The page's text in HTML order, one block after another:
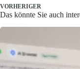
VORHERIGER
Das könnte Sie auch